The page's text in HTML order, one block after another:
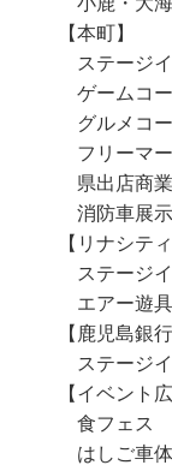
【本町】
ステージイ
ゲームコ
グルメコ
フリーマー
県出店商
消防車展示
【リナシテ
ステージイ
エアー遊具
【鹿児島銀
ステージイ
【イベント
食フェス
はしご車